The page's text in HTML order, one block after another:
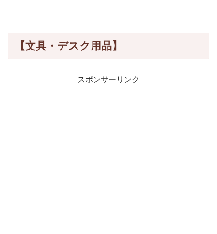
【文具・デスク用品】
スポンサーリンク